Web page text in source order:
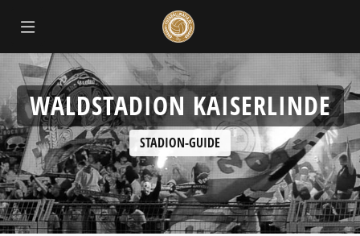
WALDSTADION KAISERLINDE
STADION-GUIDE